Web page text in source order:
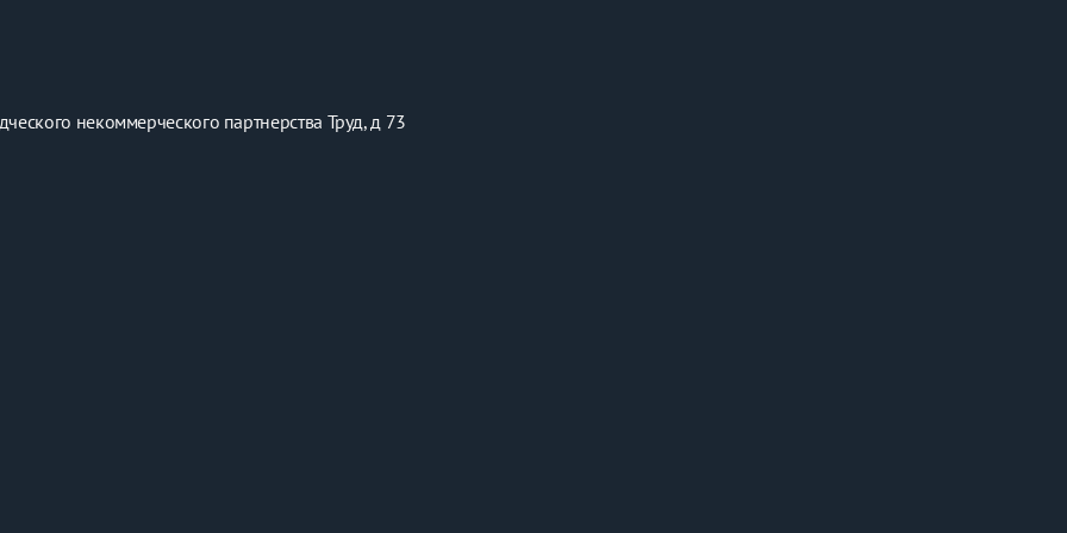
заселению, а также по использованию оборудования в
индивидуально при наличии возможности.
некоммерческого партнерства Труд, д 73